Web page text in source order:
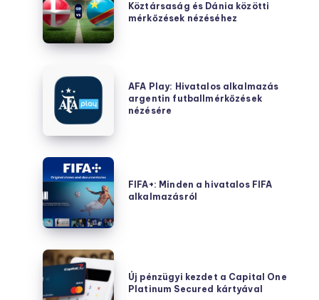
Kongói
Demokratikus
Köztársaság
Dánia
közötti
mérkőzések
nézéséhez
Köztársaság és Dánia közötti
mérkőzések nézéséhez
Play:
Hivatalos
alkalmazás
argentin
futballmérkőzések
nézésére
AFA Play: Hivatalos alkalmazás
argentin futballmérkőzések
nézésére
FIFA+:
Minden
a
hivatalos
FIFA
alkalmazásról
FIFA+: Minden a hivatalos FIFA
alkalmazásról
Új
pénzügyi
kezdet
Új pénzügyi kezdet a Capital One
Platinum Secured kártyával